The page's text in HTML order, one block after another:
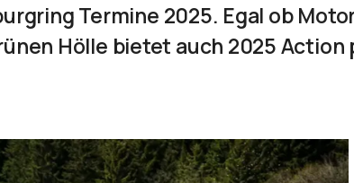
Termine 2025. Egal ob
Hölle bietet auch 2025 Action